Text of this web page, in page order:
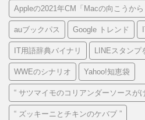
Appleの2021年CM「Macの向こうか
auブックパス Google トレンド
IT用語辞典バイナリ LINEスタンプ
WWEのシナリオ Yahoo!知恵袋
“ サツマイモのコリアンダーソースが
“ ズッキーニとチキンのケバブ ”